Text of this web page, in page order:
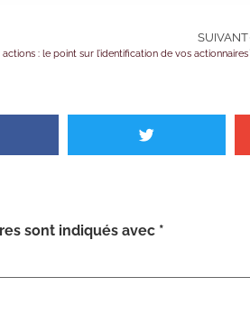
SUIVANT
: le point sur l’identification de vos actionnaires
sont indiqués avec *